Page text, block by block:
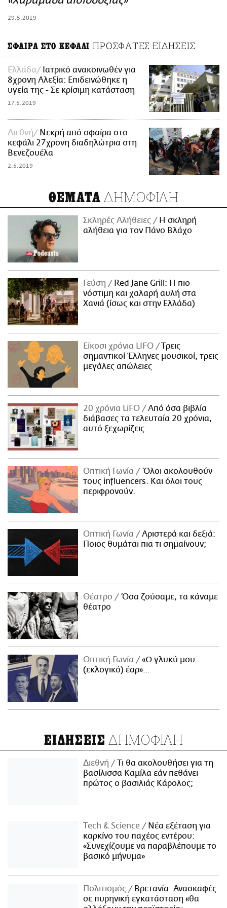
29.5.2019
ΣΦΑΙΡΑ ΣΤΟ ΚΕΦΑΛΙ ΠΡΟΣΦΑΤΕΣ ΕΙΔΗΣΕΙΣ
Ελλάδα
Ιατρικό ανακοινωθέν για
8χρονη Αλεξία: Επιδεινώθηκε η
υγεία της - Σε κρίσιμη κατάσταση
17.5.2019
Διεθνή
Νεκρή από σφαίρα στο
κεφάλι 27χρονη διαδηλώτρια στη
Βενεζουέλα
2.5.2019
ΘΕΜΑΤΑ ΔΗΜΟΦΙΛΗ
Σκληρές Αλήθειες
H σκληρή
αλήθεια για τον Πάνο Βλάχο
Γεύση
Red Jane Grill: Η πιο
νόστιμη και χαλαρή αυλή στα
Χανιά (ίσως και στην Ελλάδα)
Είκοσι χρόνια LIFO
Tρεις
σημαντικοί Έλληνες μουσικοί, τρεις
μεγάλες απώλειες
20 χρόνια LiFO
Από όσα βιβλία
διάβασες τα τελευταία 20 χρόνια,
αυτό ξεχωρίζεις
Οπτική Γωνία
Όλοι ακολουθούν
τους influencers. Και όλοι τους
περιφρονούν.
Οπτική Γωνία
Αριστερά και δεξιά:
Ποιος θυμάται πια τι σημαίνουν;
Θέατρο
Όσα ζούσαμε, τα κάναμε
θέατρο
Οπτική Γωνία
«Ω γλυκύ μου
(εκλογικό) έαρ»…
ΕΙΔΗΣΕΙΣ ΔΗΜΟΦΙΛΗ
Διεθνή
Τι θα ακολουθήσει για τη
βασίλισσα Καμίλα εάν πεθάνει
πρώτος ο βασιλιάς Κάρολος;
Τech & Science
Νέα εξέταση για
καρκίνο του παχέος εντέρου:
«Συνεχίζουμε να παραβλέπουμε το
βασικό μήνυμα»
Πολιτισμός
Βρετανία: Ανασκαφές
σε πυρηνική εγκατάσταση «θα